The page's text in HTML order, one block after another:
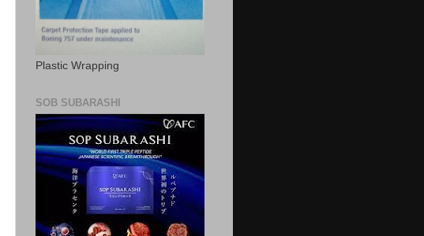
Plastic Wrapping
SOB SUBARASHI